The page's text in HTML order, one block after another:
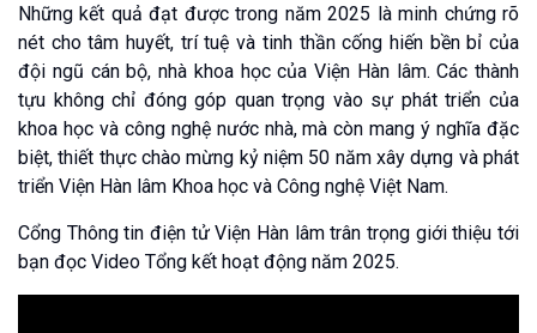
Những kết quả đạt được trong năm 2025 là minh chứng rõ
nét cho tâm huyết, trí tuệ và tinh thần cống hiến bền bỉ của
đội ngũ cán bộ, nhà khoa học của Viện Hàn lâm. Các thành
tựu không chỉ đóng góp quan trọng vào sự phát triển của
khoa học và công nghệ nước nhà, mà còn mang ý nghĩa đặc
biệt, thiết thực chào mừng kỷ niệm 50 năm xây dựng và phát
triển Viện Hàn lâm Khoa học và Công nghệ Việt Nam.
Cổng Thông tin điện tử Viện Hàn lâm trân trọng giới thiệu tới
bạn đọc Video Tổng kết hoạt động năm 2025.